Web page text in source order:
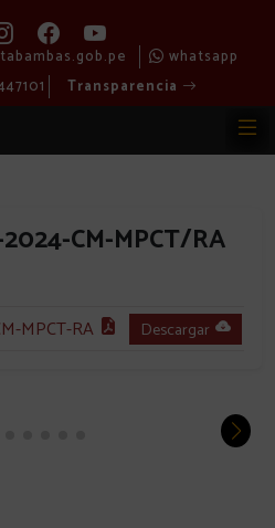
whatsapp
Transparencia
CM-MPCT/RA
MPCT-RA Descargar